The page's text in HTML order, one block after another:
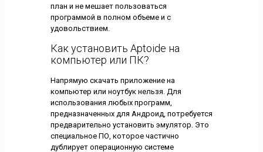
план и не мешает пользоваться
программой в полном объеме и с
удовольствием.
Как установить Aptoide на
компьютер или ПК?
Напрямую скачать приложение на
компьютер или ноутбук нельзя. Для
использования любых программ,
предназначенных для Андроид, потребуется
предварительно установить эмулятор. Это
специальное ПО, которое частично
дублирует операционную системe